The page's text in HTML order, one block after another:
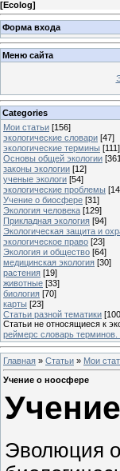
[Ecolog]
Форма входа
Меню сайта
Categories
Мои статьи [156]
экологические словари [47]
экологические термины [111]
Основы общей экологии
законы экологии [12]
ученые экологи [54]
экологические проблемы
Учение о биосфере [31]
Экология человека [129]
Прикладная экология [94]
Экологическая защита и
экологическое право [23]
Экология и общество [64]
медицинская экология [30]
растения [19]
животные [33]
биология [70]
карты [23]
Статьи разной тематики
Статьи не относящиеся к
реймерс словарь терминов.
Главная » Статьи » Мои
Учение о ноосфере
Эволюция